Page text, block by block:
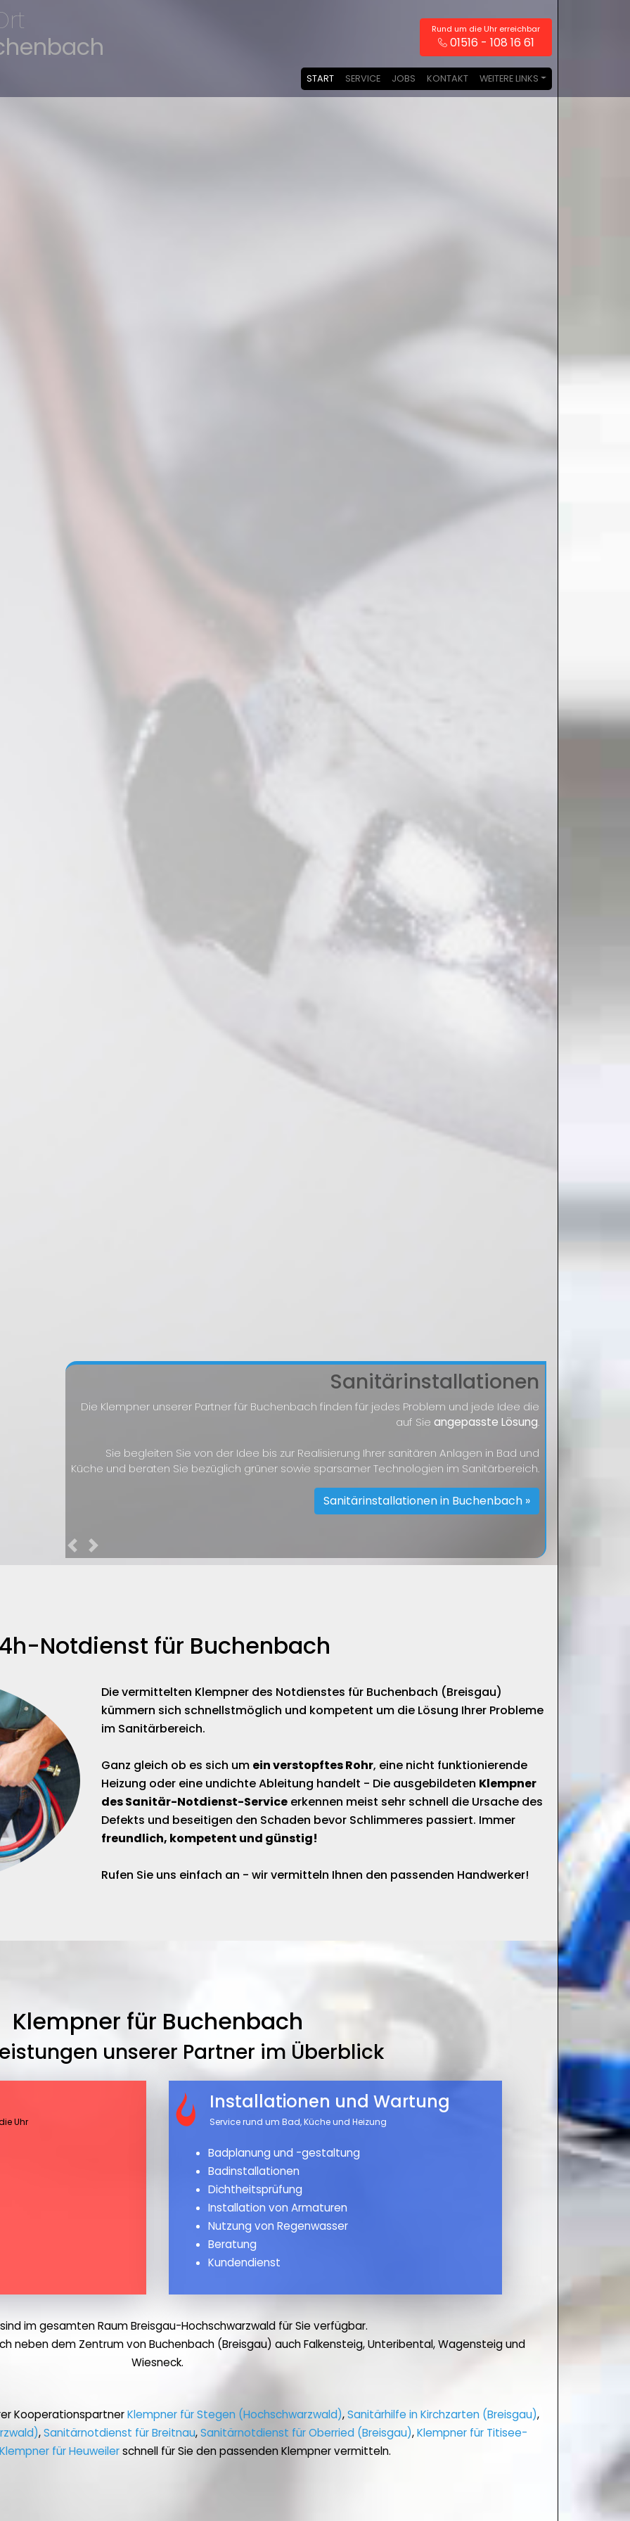
Rund um die Uhr erreichbar
01516 - 108 16 61
START SERVICE JOBS KONTAKT WEITERE LINKS
Sanitärinstallationen
Die Klempner unserer Partner für Buchenbach finden für jedes Problem und jede Idee die
auf Sieangepasste Lösung.
Sie begleiten Sie von der Idee bis zur Realisierung Ihrer sanitären Anlagen in Bad und
Küche und beraten Sie bezüglich grüner sowie sparsamer Technologien im Sanitärbereich.
Sanitärinstallationen in Buchenbach »
Previous
Notdienst für Buchenbach
Die vermittelten Klempner des Notdienstes für Buchenbach (Breisgau)
kümmern sich schnellstmöglich und kompetent um die Lösung Ihrer Probleme
im Sanitärbereich.
Ganz gleich ob es sich um ein verstopftes Rohr, eine nicht funktionierende
Heizung oder eine undichte Ableitung handelt - Die ausgebildeten Klempner
des Sanitär-Notdienst-Service erkennen meist sehr schnell die Ursache des
Defekts und beseitigen den Schaden bevor Schlimmeres passiert. Immer
freundlich, kompetent und günstig!
Rufen Sie uns einfach an - wir vermitteln Ihnen den passenden Handwerker!
Klempner für Buchenbach
unserer Partner im Überblick
Uhr
Installationen und Wartung
Service rund um Bad, Küche und Heizung
Badplanung und -gestaltung
Badinstallationen
Dichtheitsprüfung
Installation von Armaturen
Nutzung von Regenwasser
Beratung
Kundendienst
im gesamten Raum Breisgau-Hochschwarzwald für Sie verfügbar.
neben dem Zentrum von Buchenbach (Breisgau) auch Falkensteig, Unteribental, Wagensteig und
Wiesneck.
KooperationspartnerKlempner für Stegen (Hochschwarzwald),Sanitärhilfe in Kirchzarten (Breisgau),
,Sanitärnotdienst für Breitnau,Sanitärnotdienst für Oberried (Breisgau),Klempner für Titisee-
Klempner für Heuweilerschnell für Sie den passenden Klempner vermitteln.